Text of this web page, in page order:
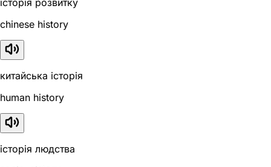
історія розвитку
chinese history
китайська історія
human history
історія людства